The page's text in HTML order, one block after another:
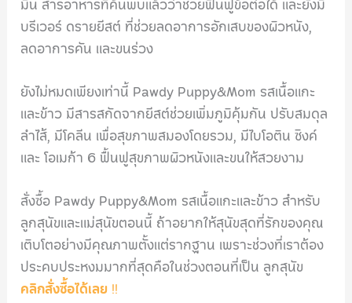
มีน สารอาหารที่ค้นพบแล้วว่าช่วยฟื้นฟูข้อต่อได้ และยังมี
บรีเวอร์ ดรายยีสต์ ที่ช่วยลดอาการอักเสบของผิวหนัง,
ลดอาการคัน และขนร่วง
ยังไม่หมดเพียงเท่านี้ Pawdy Puppy&Mom รสเนื้อแกะ
และข้าว มีสารสกัดจากยีสต์ช่วยเพิ่มภูมิคุ้มกัน ปรับสมดุล
ลำไส้, มีโคลีน เพื่อสุขภาพสมองโดยรวม, มีไบโอติน ซิงค์
และ โอเมก้า 6 ฟื้นฟูสุขภาพผิวหนังและขนให้สวยงาม
สั่งซื้อ Pawdy Puppy&Mom รสเนื้อแกะและข้าว สำหรับ
ลูกสุนัขและแม่สุนัขตอนนี้ ถ้าอยากให้สุนัขสุดที่รักของคุณ
เติบโตอย่างมีคุณภาพตั้งแต่รากฐาน เพราะช่วงที่เราต้อง
ประคบประหงมมากที่สุดคือในช่วงตอนที่เป็น ลูกสุนัข
คลิกสั่งซื้อได้เลย !!